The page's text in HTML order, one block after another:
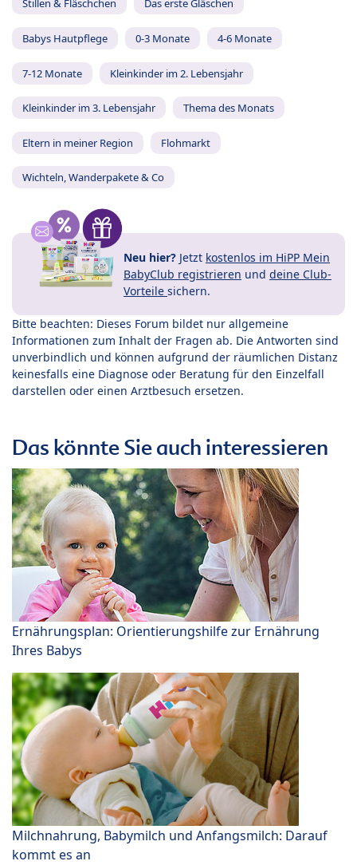
Stillen & Fläschchen Das erste Gläschen
Babys Hautpflege 0-3 Monate 4-6 Monate
7-12 Monate Kleinkinder im 2. Lebensjahr
Kleinkinder im 3. Lebensjahr Thema des Monats
Eltern in meiner Region Flohmarkt
Wichteln, Wanderpakete & Co
Neu hier? Jetzt kostenlos im HiPP Mein
BabyClub registrieren und deine Club-
Vorteile sichern.
Bitte beachten: Dieses Forum bildet nur allgemeine
Informationen zum Inhalt der Fragen ab. Die Antworten sind
unverbindlich und können aufgrund der räumlichen Distanz
keinesfalls eine Diagnose oder Beratung für den Einzelfall
darstellen oder einen Arztbesuch ersetzen.
Das könnte Sie auch interessieren
Ernährungsplan: Orientierungshilfe zur Ernährung
Ihres Babys
Milchnahrung, Babymilch und Anfangsmilch: Darauf
kommt es an